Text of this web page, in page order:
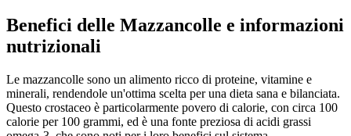
Benefici delle Mazzancolle e informazioni
nutrizionali
Le mazzancolle sono un alimento ricco di proteine, vitamine e
minerali, rendendole un'ottima scelta per una dieta sana e bilanciata.
Questo crostaceo è particolarmente povero di calorie, con circa 100
calorie per 100 grammi, ed è una fonte preziosa di acidi grassi